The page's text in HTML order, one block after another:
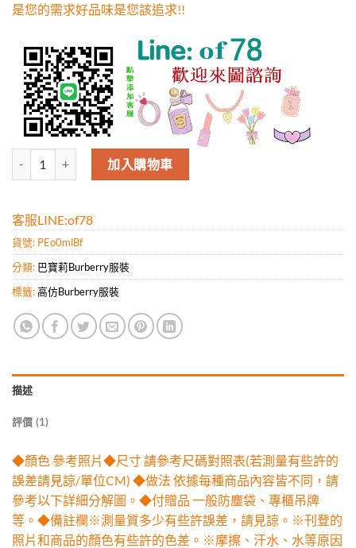
是您的需求好品味是您該追求!!
高仿巴寶莉Burberry男款新款時尚休閑圓領短袖T袖.好質量是您的需
加入購物車
客服LINE:of78
貨號: PEo0mlBf
分類: 巴寶莉Burberry服裝
標籤:高仿Burberry服裝
描述
評價 (1)
◆顏色 參考照片◆尺寸 請參考尺碼對照表(若測量有些許的
誤差請見諒/單位CM) ◆做法 依據每種商品內容皆不同，請
參考以下詳細分解圖。◆付贈品 一般防塵袋、專櫃吊牌
等。◆備註欄※測量質多少有些許誤差，請見諒。※刊登的
照片和商品的顏色有些許的色差。※摩擦、汗水、水等原因